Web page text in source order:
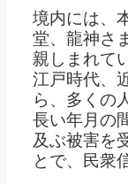
境内には、
堂、龍神さ
親しまれて
江戸時代、
ら、多くの
長い年月の
及ぶ被害を
とで、民衆